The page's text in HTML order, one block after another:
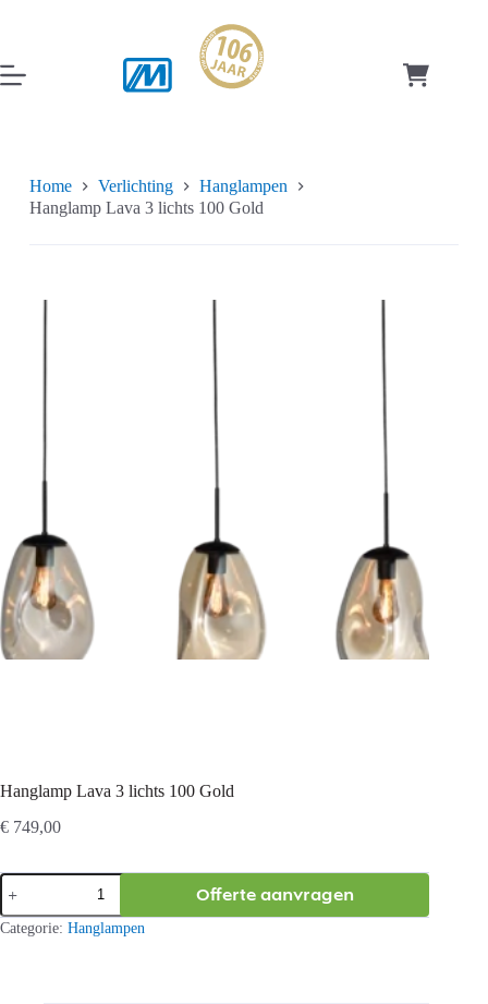
inhoud
Home Verlichting
Hanglampen
Hanglamp Lava 3 lichts 100 Gold
Hanglamp Lava 3 lichts 100 Gold
€ 749,00
Hanglamp
Lava
3
lichts
Offerte aanvragen
Categorie: Hanglampen